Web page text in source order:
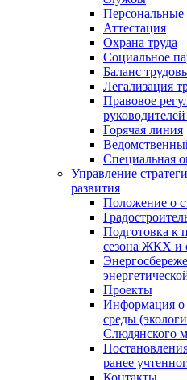
Аттестация
Охрана труда
Социальное
Баланс
Легализация
Правовое
Горячая линия
Специальная
Управление
развития
Положение о
Подготовка к
сезона ЖКХ и
Проекты
Информация о
среды
Слюдянского
ранее
Контакты